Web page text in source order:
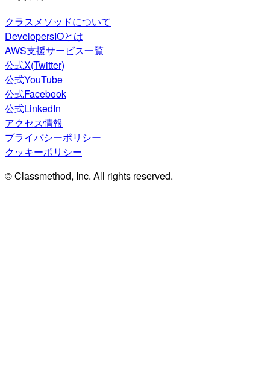
クラスメソッドについて
DevelopersIOとは
AWS支援サービス一覧
公式X(Twitter)
公式YouTube
公式Facebook
公式LinkedIn
アクセス情報
プライバシーポリシー
クッキーポリシー
© Classmethod, Inc. All rights reserved.